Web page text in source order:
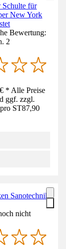
Schulte für
New York
Bewertung:
2
* Alle Preise
ggf. zzgl.
ST87,90
Sanotechnik
nicht